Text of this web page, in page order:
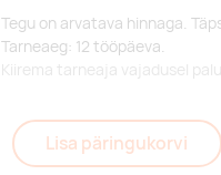
Tegu on arvatava hinnaga.
Tarneaeg: 12 tööpäeva.
Kiirema tarneaja vajadusel
Lisa päringukorvi